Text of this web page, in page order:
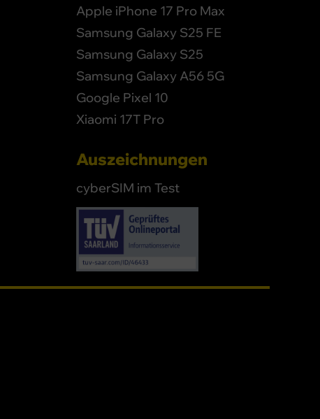
Apple iPhone 17 Pro Max
Samsung Galaxy S25 FE
Samsung Galaxy S25
Samsung Galaxy A56 5G
Google Pixel 10
Xiaomi 17T Pro
Auszeichnungen
cyberSIM im Test